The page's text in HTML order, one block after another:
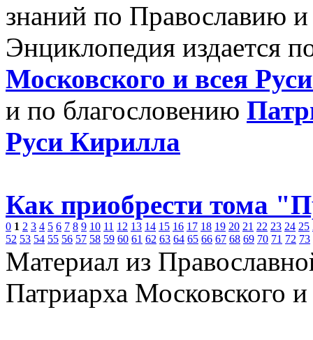
знаний по Православию
Энциклопедия издается
Московского и всея
и по благословению
Руси Кирилла
Как приобрести тома
0 1 2 3 4 5 6 7 8 9 10 11 12 13 14 15 16 17 18 19 20 21 22 23 24 25
52 53 54 55 56 57 58 59 60 61 62 63 64 65 66 67 68 69 70 71 72 73
Материал из
Патриарха Московского